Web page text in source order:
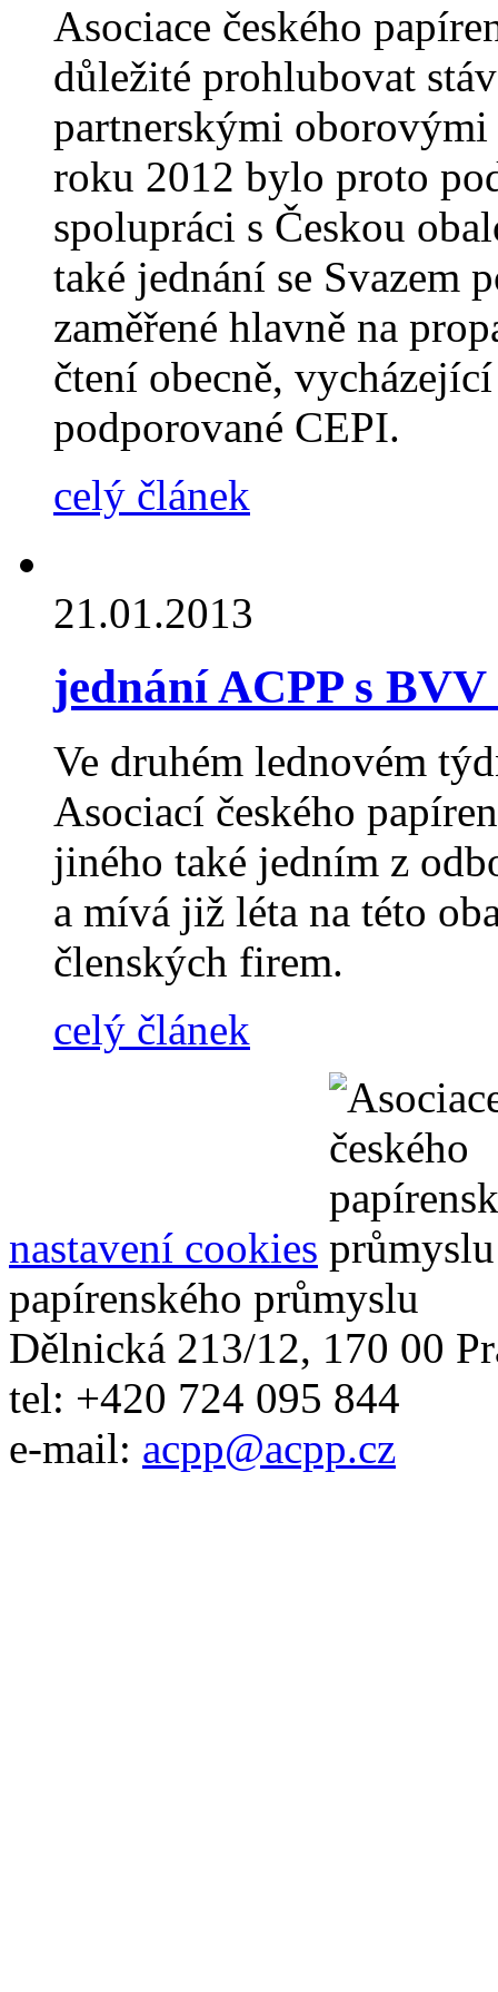
Asociace českého
důležité prohlubovat
partnerskými oborovými
roku 2012 bylo proto
spolupráci s Českou
také jednání se Svazem
zaměřené hlavně na
čtení obecně,
podporované CEPI.
celý článek
21.01.2013
jednání ACPP s
Ve druhém lednovém
Asociací českého
jiného také jedním z
a mívá již léta na této
členských firem.
celý článek
nastavení cookies
papírenského průmyslu
Dělnická 213/12, 170 00
tel: +420 724 095 844
e-mail: acpp@acpp.cz